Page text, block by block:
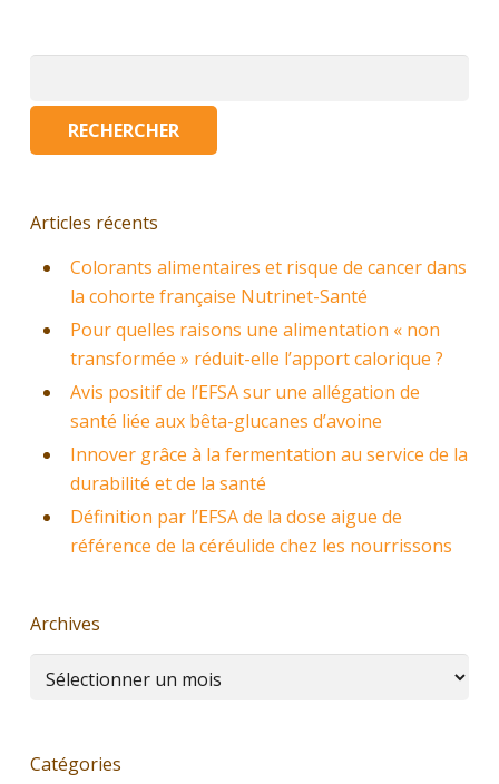
Articles récents
Colorants alimentaires et risque de cancer dans
la cohorte française Nutrinet-Santé
Pour quelles raisons une alimentation « non
transformée » réduit-elle l’apport calorique ?
Avis positif de l’EFSA sur une allégation de
santé liée aux bêta-glucanes d’avoine
Innover grâce à la fermentation au service de la
durabilité et de la santé
Définition par l’EFSA de la dose aigue de
référence de la céréulide chez les nourrissons
Archives
Archives
Catégories